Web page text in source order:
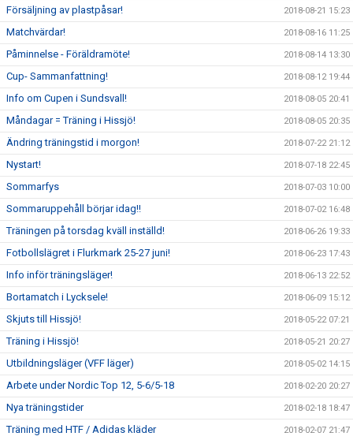
Försäljning av plastpåsar! 2018-08-21 15:23
Matchvärdar! 2018-08-16 11:25
Påminnelse - Föräldramöte! 2018-08-14 13:30
Cup- Sammanfattning! 2018-08-12 19:44
Info om Cupen i Sundsvall! 2018-08-05 20:41
Måndagar = Träning i Hissjö! 2018-08-05 20:35
Ändring träningstid i morgon! 2018-07-22 21:12
Nystart! 2018-07-18 22:45
Sommarfys 2018-07-03 10:00
Sommaruppehåll börjar idag!! 2018-07-02 16:48
Träningen på torsdag kväll inställd! 2018-06-26 19:33
Fotbollslägret i Flurkmark 25-27 juni! 2018-06-23 17:43
Info inför träningsläger! 2018-06-13 22:52
Bortamatch i Lycksele! 2018-06-09 15:12
Skjuts till Hissjö! 2018-05-22 07:21
Träning i Hissjö! 2018-05-21 20:27
Utbildningsläger (VFF läger) 2018-05-02 14:15
Arbete under Nordic Top 12, 5-6/5-18 2018-02-20 20:27
Nya träningstider 2018-02-18 18:47
Träning med HTF / Adidas kläder 2018-02-07 21:47